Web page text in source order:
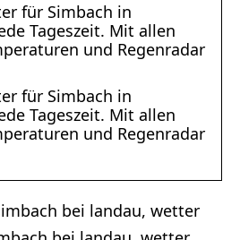
für Simbach in
Tageszeit. Mit allen
und Regenradar
für Simbach in
Tageszeit. Mit allen
und Regenradar
bei landau, wetter